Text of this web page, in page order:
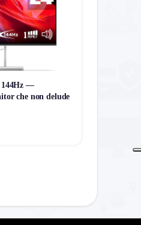
144Hz —
che non delude